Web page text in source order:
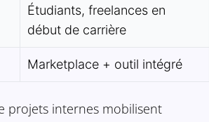
Étudiants, freelances en
début de carrière
Marketplace + outil intégré
projets internes mobilisent